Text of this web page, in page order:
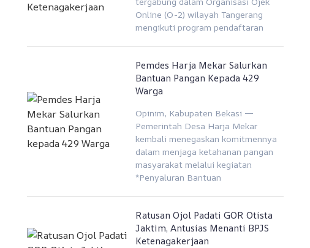
Online (O-2) wilayah Tangerang
mengikuti program pendaftaran
Pemdes Harja Mekar Salurkan
Bantuan Pangan Kepada 429
Warga
Opinim, Kabupaten Bekasi —
Pemerintah Desa Harja Mekar
kembali menegaskan komitmennya
dalam menjaga ketahanan pangan
masyarakat melalui kegiatan
*Penyaluran Bantuan
Ratusan Ojol Padati GOR Otista
Jaktim, Antusias Menanti BPJS
Ketenagakerjaan